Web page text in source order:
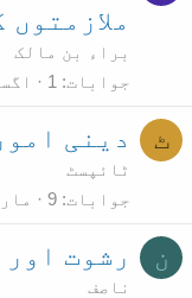
ملازمتوں
براء بن مالک
جوابات
1 اگست 18،
ٹ دینی
ٹائپسٹ
جوابات 9 مارچ 16،
ن رشوت
ناصف